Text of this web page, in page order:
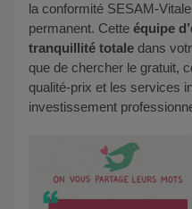
la conformité SESAM-
permanent. Cette équipe
tranquillité totale dans
que de chercher le gratuit,
qualité-prix et les services
investissement